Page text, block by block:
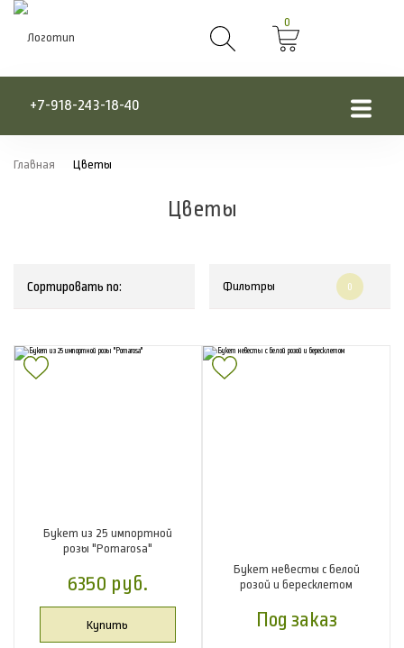
0
+7-918-243-18-40
Главная Цветы
Цветы
Сортировать по: Фильтры 0
Букет из 25 импортной
розы "Pomarosa"
6350 руб.
Купить
Букет невесты с белой
розой и бересклетом
Под заказ